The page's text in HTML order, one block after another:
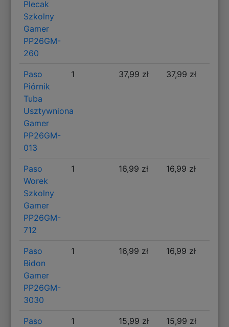
Plecak
Szkolny
Gamer
PP26GM-
260
Paso
Piórnik
Tuba
Usztywniona
Gamer
PP26GM-
013
1 37,99 zł 37,99 zł
Paso
Worek
Szkolny
Gamer
PP26GM-
712
1 16,99 zł 16,99 zł
Paso
Bidon
Gamer
PP26GM-
3030
1 16,99 zł 16,99 zł
Paso
1 15,99 zł 15,99 zł